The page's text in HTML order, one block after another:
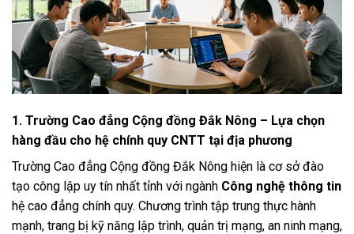
1. Trường Cao đẳng Cộng đồng Đắk Nông – Lựa chọn
hàng đầu cho hệ chính quy CNTT tại địa phương
Trường Cao đẳng Cộng đồng Đắk Nông hiện là cơ sở đào
tạo công lập uy tín nhất tỉnh với ngành Công nghệ thông tin
hệ cao đẳng chính quy. Chương trình tập trung thực hành
mạnh, trang bị kỹ năng lập trình, quản trị mạng, an ninh mạng,